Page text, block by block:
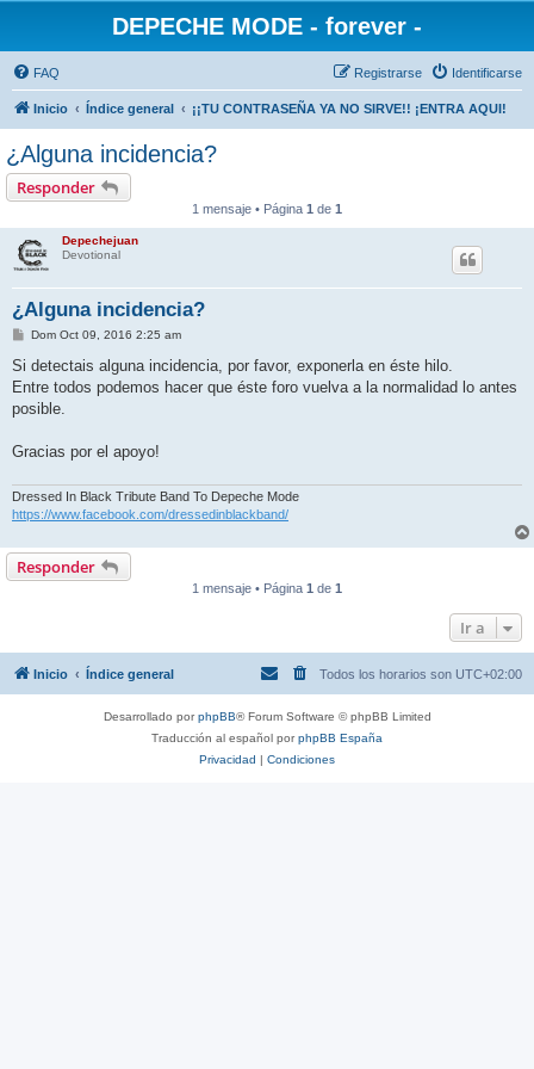
DEPECHE MODE - forever -
FAQ Identificarse
Registrarse
Inicio Índice general ¡¡TU CONTRASEÑA YA NO SIRVE!! ¡ENTRA AQUI!
¿Alguna incidencia?
Responder
1 mensaje • Página 1 de 1
Depechejuan
Devotional
¿Alguna incidencia?
M
n
a
j
Dom Oct 09, 2016 2:25 am
Si detectais alguna incidencia, por favor, exponerla en éste hilo.
Entre todos podemos hacer que éste foro vuelva a la normalidad lo antes
posible.
Gracias por el apoyo!
Dressed In Black Tribute Band To Depeche Mode
https://www.facebook.com/dressedinblackband/
Responder
1 mensaje • Página 1 de 1
Ir a
Inicio Índice general Todos los horarios son UTC+02:00
Desarrollado porphpBB® Forum Software © phpBB Limited
Traducción al español porphpBB España
Privacidad | Condiciones